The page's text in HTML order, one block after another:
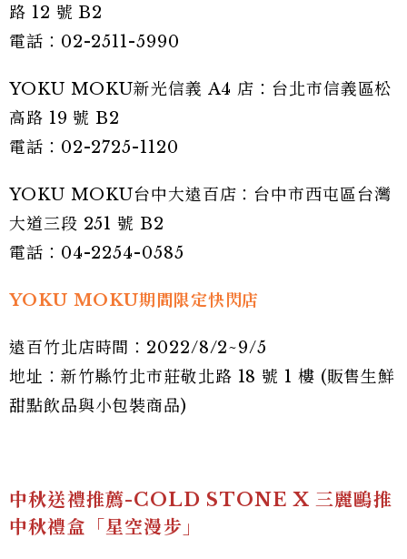
路 12 號 B2
電話：02-2511-5990
YOKU MOKU新光信義 A4 店：台北市信義區松
高路 19 號 B2
電話：02-2725-1120
YOKU MOKU台中大遠百店：台中市西屯區台灣
大道三段 251 號 B2
電話：04-2254-0585
YOKU MOKU期間限定快閃店
遠百竹北店時間：2022/8/2~9/5
地址：新竹縣竹北市莊敬北路 18 號 1 樓 (販售生鮮
甜點飲品與小包裝商品)
中秋送禮推薦-COLD STONE X 三麗鷗推
中秋禮盒「星空漫步」